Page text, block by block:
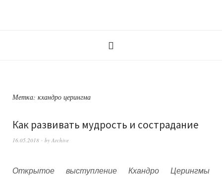
Метка: кхандро церингма
Как развивать мудрость и сострадание
16.05.2018 by Archive
Открытое выступление Кхандро Церингмы